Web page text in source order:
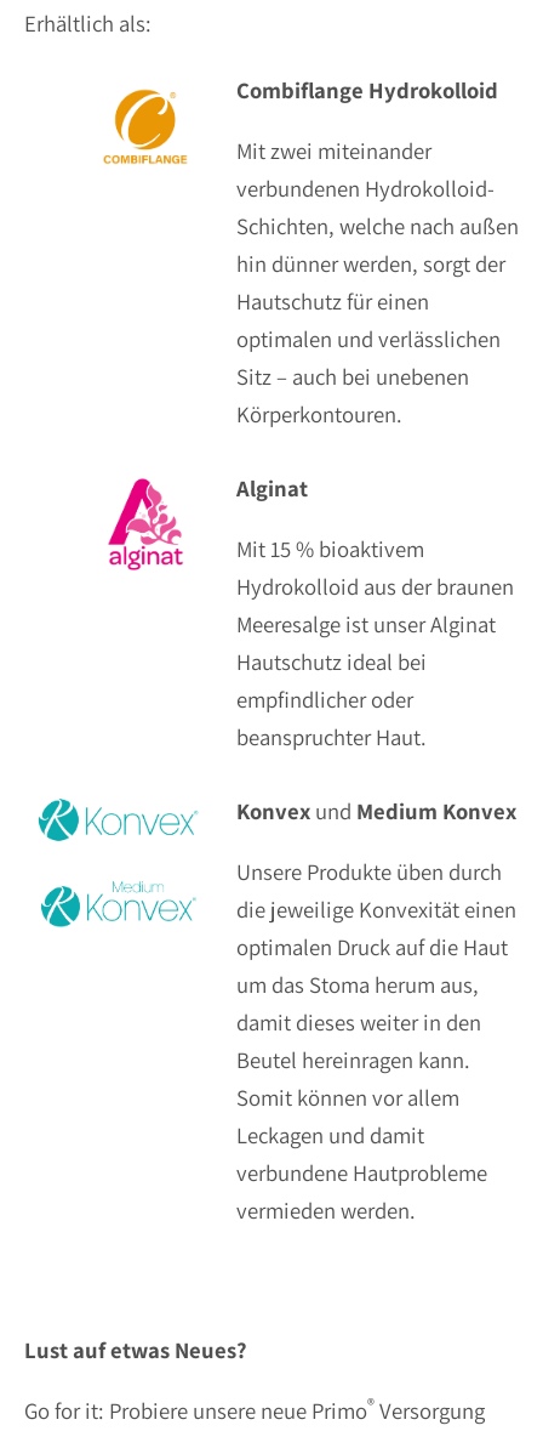
Erhältlich als:
Combiflange Hydrokolloid
Mit zwei miteinander
verbundenen Hydrokolloid-
Schichten, welche nach außen
hin dünner werden, sorgt der
Hautschutz für einen
optimalen und verlässlichen
Sitz – auch bei unebenen
Körperkontouren.
Alginat
Mit 15 % bioaktivem
Hydrokolloid aus der braunen
Meeresalge ist unser Alginat
Hautschutz ideal bei
empfindlicher oder
beanspruchter Haut.
Konvex und Medium Konvex
Unsere Produkte üben durch
die jeweilige Konvexität einen
optimalen Druck auf die Haut
um das Stoma herum aus,
damit dieses weiter in den
Beutel hereinragen kann.
Somit können vor allem
Leckagen und damit
verbundene Hautprobleme
vermieden werden.
Lust auf etwas Neues?
Go for it: Probiere unsere neue Primo® Versorgung